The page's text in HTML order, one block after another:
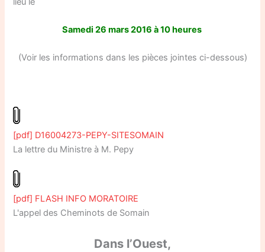
Samedi 26 mars 2016 à 10 heures
(Voir les informations dans les pièces jointes ci-dessous)
[pdf] D16004273-PEPY-SITESOMAIN
La lettre du Ministre à M. Pepy
[pdf] FLASH INFO MORATOIRE
L'appel des Cheminots de Somain
Dans l’Ouest,